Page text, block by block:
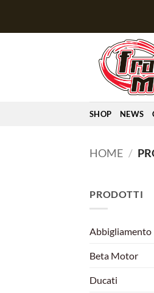
SHOP NEWS
HOME /
PRODOTTI
Abbigliamento
Beta Motor
Ducati